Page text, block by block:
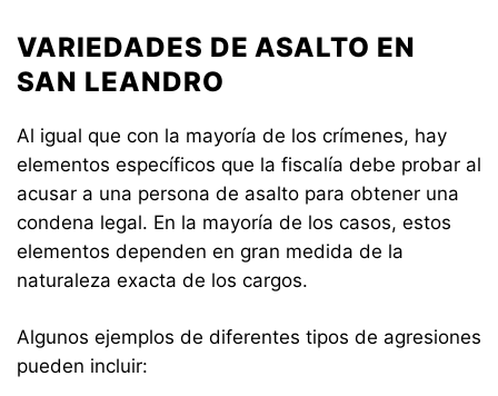
VARIEDADES DE ASALTO EN
SAN LEANDRO
Al igual que con la mayoría de los crímenes, hay
elementos específicos que la fiscalía debe probar al
acusar a una persona de asalto para obtener una
condena legal. En la mayoría de los casos, estos
elementos dependen en gran medida de la
naturaleza exacta de los cargos.
Algunos ejemplos de diferentes tipos de agresiones
pueden incluir: